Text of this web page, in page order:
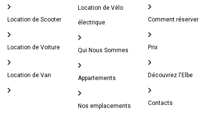
Location de Scooter
Location de Voiture
Location de Van
Location de Vélo
électrique
Qui Nous Sommes
Appartements
Nos emplacements
Comment réserver
Prix
Découvrez l'Elbe
Contacts